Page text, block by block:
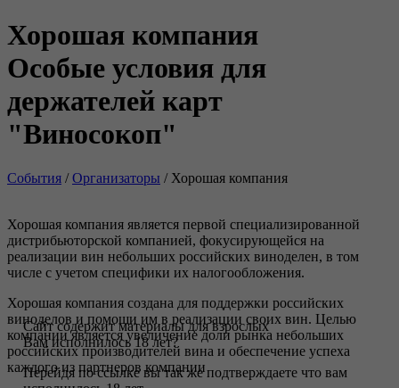
Хорошая компания
Особые условия для
держателей карт
"Виносокоп"
События /Организаторы / Хорошая компания
Хорошая компания является первой специализированной
дистрибьюторской компанией, фокусирующейся на
реализации вин небольших российских виноделен, в том
числе с учетом специфики их налогообложения.
Хорошая компания создана для поддержки российских
виноделов и помощи им в реализации своих вин. Целью
компании является увеличение доли рынка небольших
российских производителей вина и обеспечение успеха
каждого из партнеров компании
Сайт содержит материалы для взрослых
Вам исполнилось 18 лет?
Перейдя по ссылке вы так же подтверждаете что вам